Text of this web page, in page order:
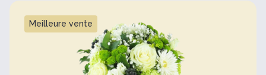
Meilleure vente